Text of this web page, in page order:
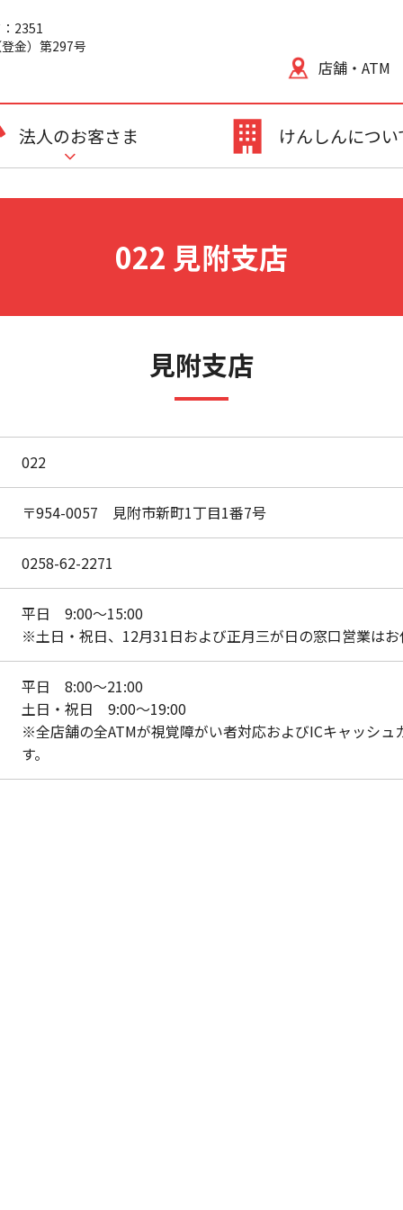
2351
金）第297号
店舗・ATM
法人のお客さま けんしんについ
022 見附支店
見附支店
022
〒954-0057 見附市新町1丁目1番7号
0258-62-2271
平日 9:00～15:00
※土日・祝日、12月31日および正月三が日の窓口営業は
平日 8:00～21:00
土日・祝日 9:00～19:00
※全店舗の全ATMが視覚障がい者対応およびICキャッシュ
す。